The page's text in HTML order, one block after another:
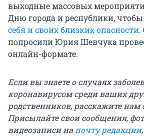
выходные массовых
Дню города и республики, чтобы
себя и своих близких опасности.
попросили Юрия Шевчука
онлайн-формате.
Если вы знаете о случаях
коронавирусом среди ваших
родственников, расскажите нам
Присылайте свои сообщения,
видеозаписи напочту редакции